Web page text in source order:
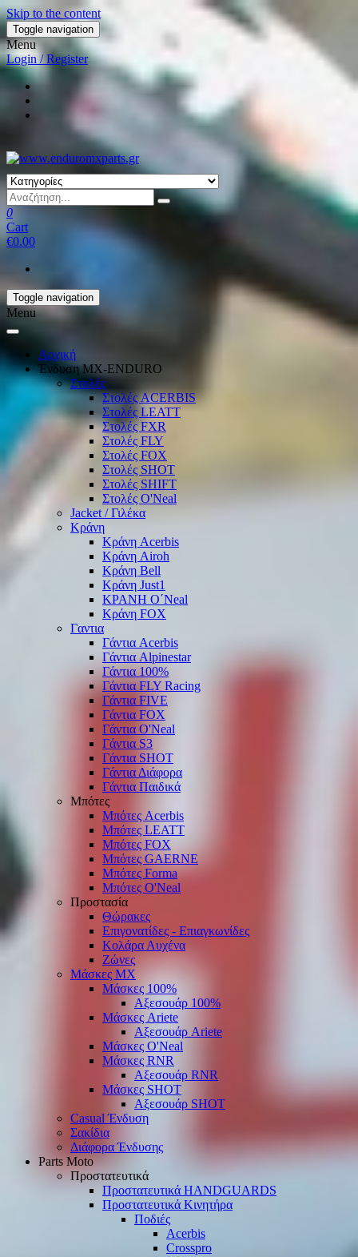
Skip to the content
Toggle navigation
Menu
Login / Register
0
Cart
€0.00
Toggle navigation
Menu
Αρχική
Ένδυση ΜΧ-ΕΝDURO
Στολές
Στολές ACERBIS
Στολές LEATT
Στολές FXR
Στολές FLY
Στολές FOX
Στολές SHOT
Στολές SHIFT
Στολές O'Neal
Jacket / Γιλέκα
Κράνη
Κράνη Acerbis
Κράνη Airoh
Κράνη Bell
Κράνη Just1
ΚΡΑΝΗ O΄Νeal
Κράνη FOX
Γαντια
Γάντια Acerbis
Γάντια Alpinestar
Γάντια 100%
Γάντια FLY Racing
Γάντια FIVE
Γάντια FOX
Γάντια O'Νeal
Γάντια S3
Γάντια SHOT
Γάντια Διάφορα
Γάντια Παιδικά
Μπότες
Μπότες Acerbis
Μπότες LEATT
Μπότες FOX
Μπότες GAERNE
Μπότες Forma
Μπότες O'Neal
Προστασία
Θώρακες
Επιγονατίδες - Επιαγκωνίδες
Κολάρα Αυχένα
Ζώνες
Μάσκες ΜΧ
Μάσκες 100%
Αξεσουάρ 100%
Μάσκες Ariete
Αξεσουάρ Ariete
Μάσκες O'Neal
Μάσκες RNR
Αξεσουάρ RNR
Μάσκες SHOT
Αξεσουάρ SHOT
Casual Ένδυση
Σακίδια
Διάφορα Ένδυσης
Parts Moto
Προστατευτικά
Προστατευτικά HANDGUARDS
Προστατευτικά Κινητήρα
Ποδιές
Acerbis
Crosspro